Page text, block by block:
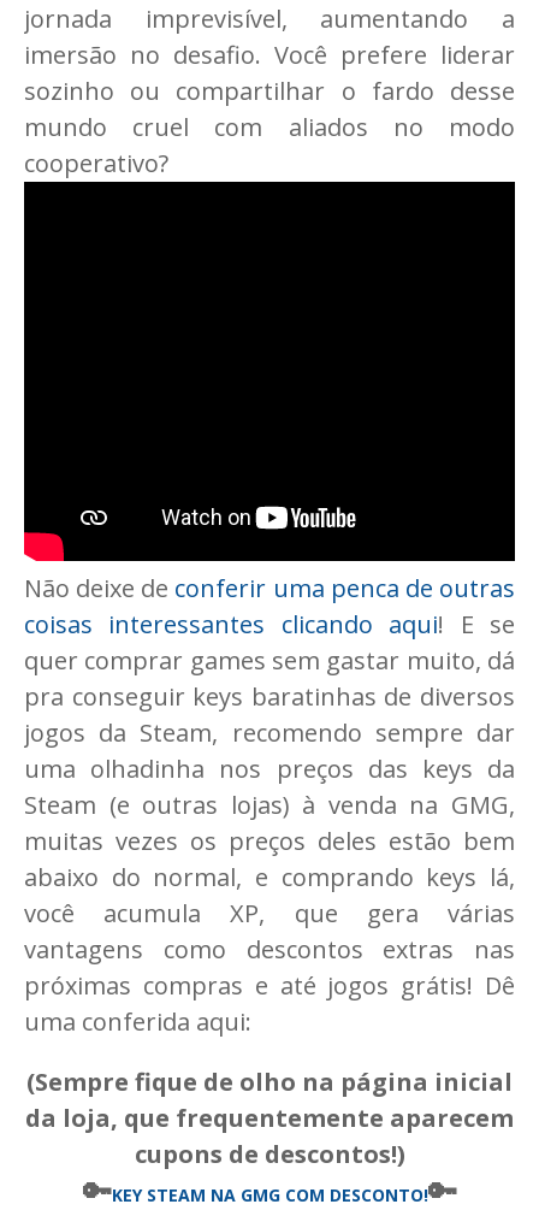
jornada imprevisível, aumentando a
imersão no desafio. Você prefere liderar
sozinho ou compartilhar o fardo desse
mundo cruel com aliados no modo
cooperativo?
Não deixe de conferir uma penca de outras
coisas interessantes clicando aqui! E se
quer comprar games sem gastar muito, dá
pra conseguir keys baratinhas de diversos
jogos da Steam, recomendo sempre dar
uma olhadinha nos preços das keys da
Steam (e outras lojas) à venda na GMG,
muitas vezes os preços deles estão bem
abaixo do normal, e comprando keys lá,
você acumula XP, que gera várias
vantagens como descontos extras nas
próximas compras e até jogos grátis! Dê
uma conferida aqui:
(Sempre fique de olho na página inicial
da loja, que frequentemente aparecem
cupons de descontos!)
🔑KEY STEAM NA GMG COM DESCONTO!🔑